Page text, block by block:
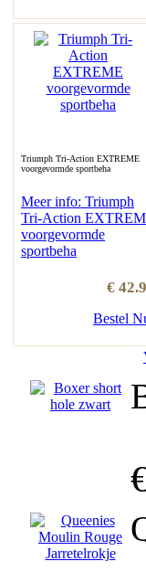
Triumph Tri-Action EXTREME
voorgevormde sportbeha
Meer info: Triumph
Tri-Action
voorgevormde
sportbeha
€
Bestel